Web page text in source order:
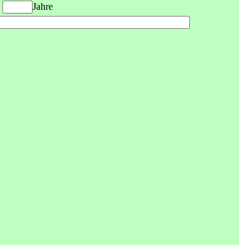
Jahre